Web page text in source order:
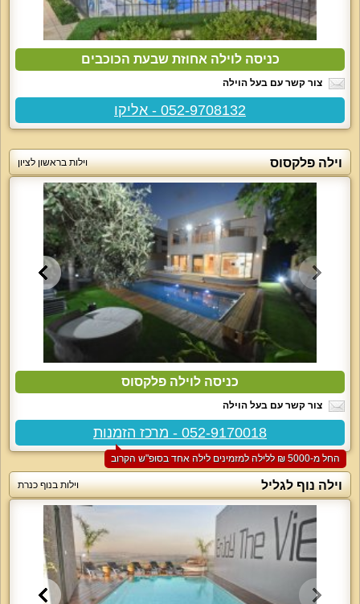
כניסה לוילה אחוזת שבעת הכוכבים
צור קשר עם בעל הוילה
052-9708132 - אליקו
וילה פלקסוס וילות בראשון לציון
כניסה לוילה פלקסוס
צור קשר עם בעל הוילה
052-9170018 - מרכז הזמנות
החל מ-‏5000 ₪ ללילה למזמינים לילה אחד בסופ"ש הקרוב
וילה נוף לגליל וילות בנוף כנרת